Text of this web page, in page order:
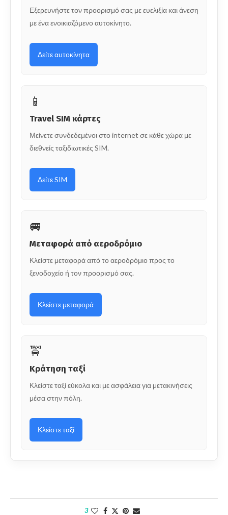
Εξερευνήστε τον προορισμό σας με ευελιξία και άνεση
με ένα ενοικιαζόμενο αυτοκίνητο.
Δείτε αυτοκίνητα
📱
Travel SIM κάρτες
Μείνετε συνδεδεμένοι στο internet σε κάθε χώρα με
διεθνείς ταξιδιωτικές SIM.
Δείτε SIM
🚐
Μεταφορά από αεροδρόμιο
Κλείστε μεταφορά από το αεροδρόμιο προς το
ξενοδοχείο ή τον προορισμό σας.
Κλείστε μεταφορά
🚖
Κράτηση ταξί
Κλείστε ταξί εύκολα και με ασφάλεια για μετακινήσεις
μέσα στην πόλη.
Κλείστε ταξί
3